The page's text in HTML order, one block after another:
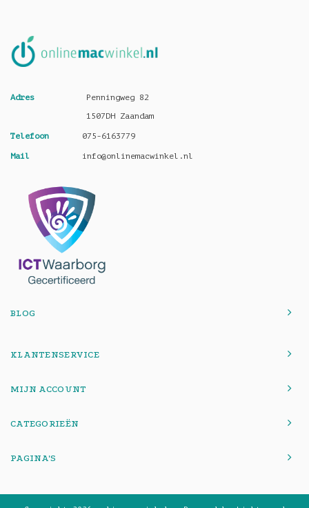
Adres
Penningweg 82
1507DH Zaandam
Telefoon 075-6163779
Mail info@onlinemacwinkel.nl
BLOG
KLANTENSERVICE
MIJN ACCOUNT
CATEGORIEËN
PAGINA'S